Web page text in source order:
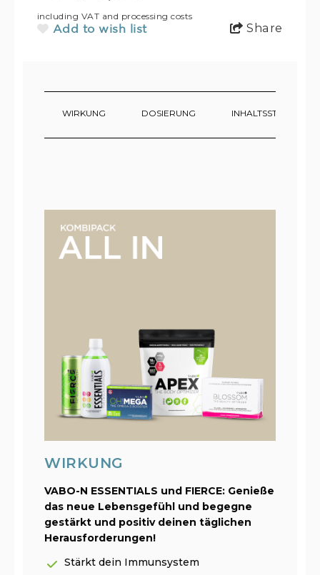
including VAT and processing costs
Add to wish list Share
WIRKUNG DOSIERUNG INHALTSSTOFFE
WIRKUNG
VABO-N ESSENTIALS und FIERCE: Genieße
das neue Lebensgefühl und begegne
gestärkt und positiv deinen täglichen
Herausforderungen!
Stärkt dein Immunsystem